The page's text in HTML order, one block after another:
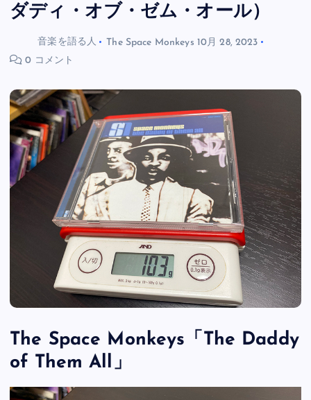
ダディ・オブ・ゼム・オール）
音楽を語る人 The Space Monkeys 10月 28, 2023
0 コメント
The Space Monkeys「The Daddy
of Them All」